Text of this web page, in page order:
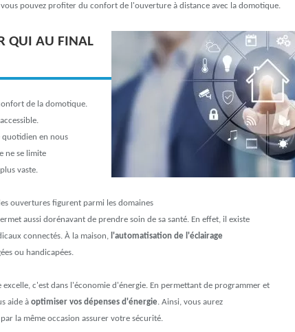
pouvez profiter du confort de l'ouverture à distance avec la domotique.
QUI AU FINAL
de la domotique.
en nous
ne se limite
vaste.
ouvertures figurent parmi les domaines
aussi dorénavant de prendre soin de sa santé. En effet, il existe
connectés. À la maison, l'automatisation de l'éclairage
ou handicapées.
c'est dans l'économie d'énergie. En permettant de programmer et
aide à optimiser vos dépenses d'énergie. Ainsi, vous aurez
la même occasion assurer votre sécurité.